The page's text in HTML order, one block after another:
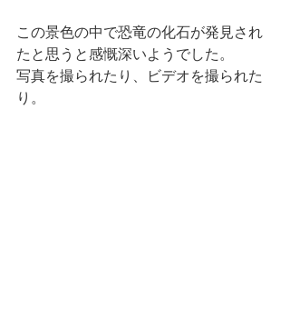
この景色の中で恐竜の化石が発見され
たと思うと感慨深いようでした。
写真を撮られたり、ビデオを撮られた
り。